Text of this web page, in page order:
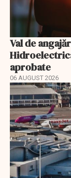
Val de
aprobate
06 AUGUST 2026